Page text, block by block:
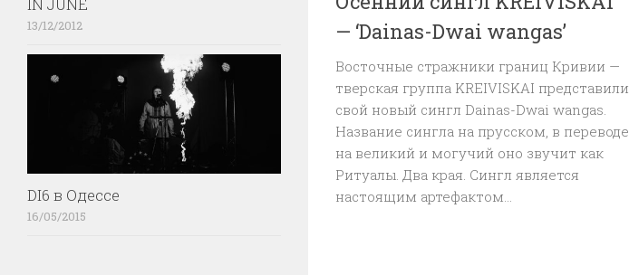
— ‘Dainas-Dwai wangas’
Восточные стражники границ Кривии —
тверская группа KREIVISKAI представили
свой новый сингл Dainas-Dwai wangas.
Название сингла на прусском, в переводе
на великий и могучий оно звучит как
Ритуалы. Два края. Сингл является
настоящим артефактом...
13/12/2012
DI6 в Одессе
16/05/2015